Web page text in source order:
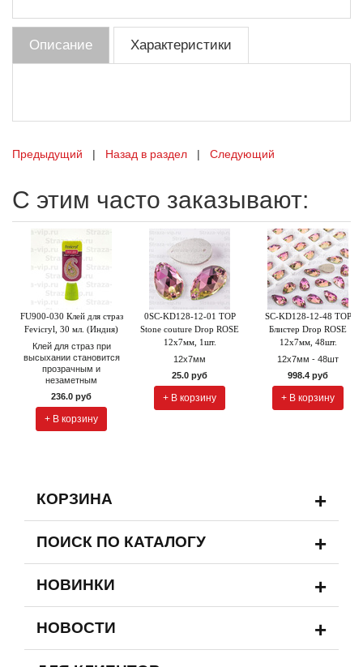
Описание Характеристики
Предыдущий | Назад в раздел | Следующий
С этим часто заказывают:
FU900-030 Клей для страз
Fevicryl, 30 мл. (Индия)
Клей для страз при
высыхании становится
прозрачным и
незаметным
236.0 руб
+ В корзину
0SC-KD128-12-01 TOP
Stone couture Drop ROSE
12х7мм, 1шт.
12х7мм
25.0 руб
+ В корзину
SC-KD128-12-48 TOP
Блистер Drop ROSE
12х7мм, 48шт.
12х7мм - 48шт
998.4 руб
+ В корзину
КОРЗИНА +
ПОИСК ПО КАТАЛОГУ +
НОВИНКИ +
НОВОСТИ +